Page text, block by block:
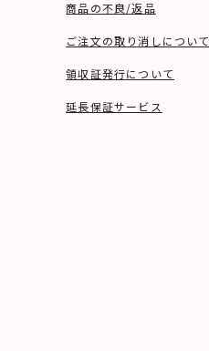
商品の不良/返品
ご注文の取り消しについて
領収証発行について
延長保証サービス